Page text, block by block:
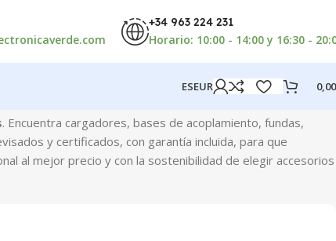
+34 963 224 231
Horario: 10:00 - 14:00 y 16:30 -
ESEUR
. Encuentra cargadores, bases de acoplamiento, fundas,
y certificados, con garantía incluida, para que
al mejor precio y con la sostenibilidad de elegir accesorios